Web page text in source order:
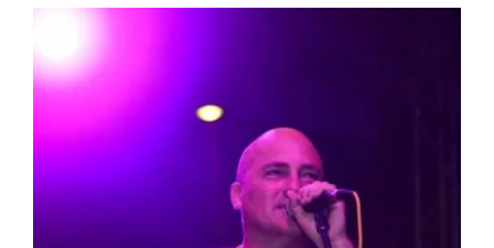
BEZ STRAHA
Larger
Image